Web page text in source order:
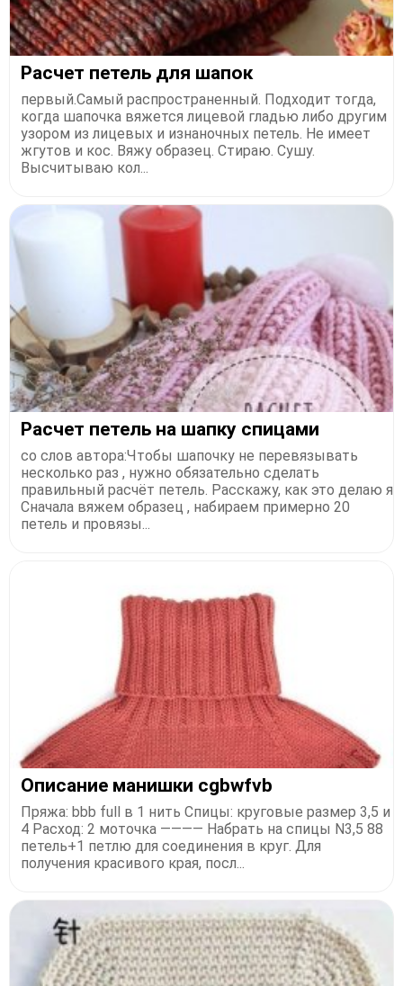
Расчет петель для шапок
первый.Самый распространенный. Подходит тогда,
когда шапочка вяжется лицевой гладью либо другим
узором из лицевых и изнаночных петель. Не имеет
жгутов и кос. Вяжу образец. Стираю. Сушу.
Высчитываю кол...
Расчет петель на шапку спицами
со слов автора:Чтобы шапочку не перевязывать
несколько раз , нужно обязательно сделать
правильный расчёт петель. Расскажу, как это делаю я
Сначала вяжем образец , набираем примерно 20
петель и провязы...
Описание манишки cgbwfvb
Пряжа: bbb full в 1 нить Спицы: круговые размер 3,5 и
4 Расход: 2 моточка ———— Набрать на спицы N3,5 88
петель+1 петлю для соединения в круг. Для
получения красивого края, посл...